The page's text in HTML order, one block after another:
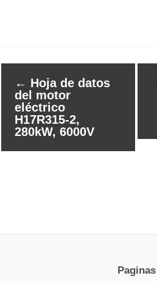
← Hoja de datos
del motor
eléctrico
H17R315-2,
280kW, 6000V
Paginas